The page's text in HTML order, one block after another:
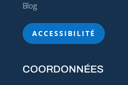
Blog
ACCESSIBILITÉ
COORDONNÉES